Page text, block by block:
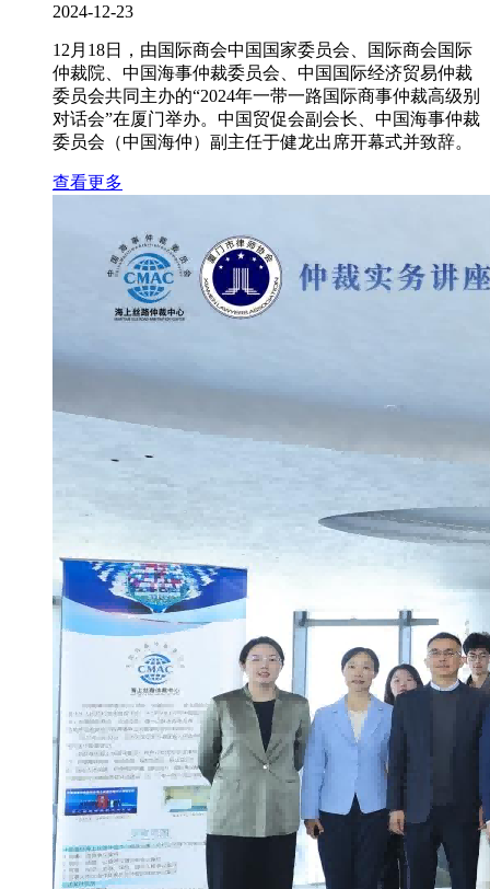
2024-12-23
12月18日，由国际商会中国国家委员会、国际商会国际
仲裁院、中国海事仲裁委员会、中国国际经济贸易仲裁
委员会共同主办的“2024年一带一路国际商事仲裁高级别
对话会”在厦门举办。中国贸促会副会长、中国海事仲裁
委员会（中国海仲）副主任于健龙出席开幕式并致辞。
查看更多